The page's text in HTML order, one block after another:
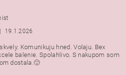
|
19.1.2026
Komunikuju hned. Volaju. Bex
balenie. Spolahlivo. S nakupom som
dostala.🙂